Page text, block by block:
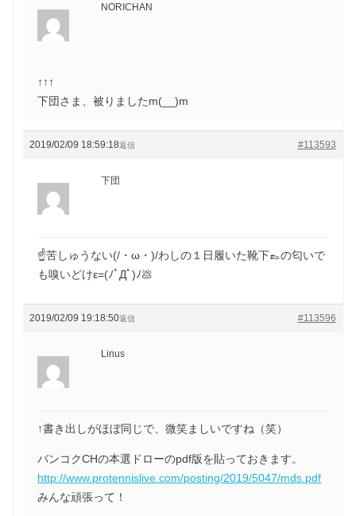
NORICHAN
↑↑↑
下団さま、被りましたm(__)m
2019/02/09 18:59:18 #113593
返信
下団
☝苦しゅうない(/・ω・)/わしの１日履いた靴下👞の匂いで
も嗅いどけε=(ﾉﾟДﾟ)ﾉ💩
2019/02/09 19:18:50 #113596
返信
Linus
↑書き出しがほぼ同じで、微笑ましいですね（笑）
バンコクCHの本選ドローのpdf版を貼っておきます。
http://www.protennislive.com/posting/2019/5047/mds.pdf
みんな頑張って！